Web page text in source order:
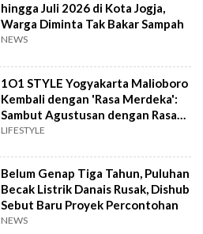
hingga Juli 2026 di Kota Jogja,
Warga Diminta Tak Bakar Sampah
NEWS
1O1 STYLE Yogyakarta Malioboro
Kembali dengan 'Rasa Merdeka':
Sambut Agustusan dengan Rasa
dan Tawa
LIFESTYLE
Belum Genap Tiga Tahun, Puluhan
Becak Listrik Danais Rusak, Dishub
Sebut Baru Proyek Percontohan
NEWS